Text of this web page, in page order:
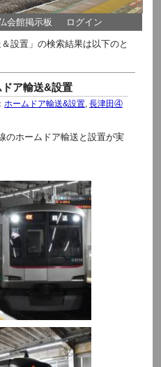
会館掲示板 ログイン
設置」の検索結果は以下のと
ア輸送&設置
ホームドア輸送&設置, 長津田④
のホームドア輸送と設置が実